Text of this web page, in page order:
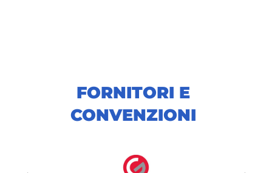
FORNITORI E
CONVENZIONI